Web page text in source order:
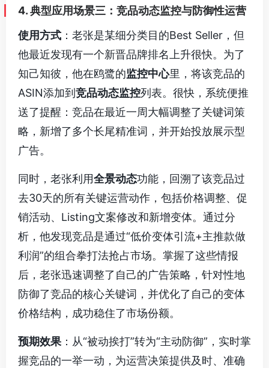
4. 典型应用场景三：竞品动态监控与防御性运营
使用方式 ：老张是某细分类目的Best Seller，但
他最近发现有一个新晋品牌排名上升很快。为了
知己知彼，他在鸥鹭的监控中心里，将该竞品的
ASIN添加到 竞品动态监控列表。很快，系统便推
送了提醒：竞品在最近一周大幅调整了关键词策
略，新增了多个长尾精准词，并开始投放展示型
广告。
同时，老张利用全景动态功能，回溯了该竞品过
去30天的所有关键运营动作，包括价格调整、促
销活动、Listing文案修改和新增变体。通过分
析，他发现竞品是通过“低价变体引流+主推款做
利润”的组合拳打法抢占市场。掌握了这些情报
后，老张迅速调整了自己的广告策略，针对性地
防御了竞品的核心关键词，并优化了自己的变体
价格结构，成功稳住了市场份额。
预期效果 ：从“被动挨打”转为“主动防御”，实时掌
握竞品的一举一动，为运营决策提供及时、准确